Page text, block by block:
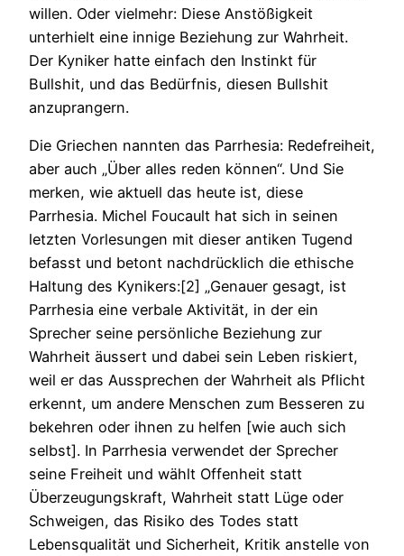
willen. Oder vielmehr: Diese Anstößigkeit
unterhielt eine innige Beziehung zur Wahrheit.
Der Kyniker hatte einfach den Instinkt für
Bullshit, und das Bedürfnis, diesen Bullshit
anzuprangern.
Die Griechen nannten das Parrhesia: Redefreiheit,
aber auch „Über alles reden können“. Und Sie
merken, wie aktuell das heute ist, diese
Parrhesia. Michel Foucault hat sich in seinen
letzten Vorlesungen mit dieser antiken Tugend
befasst und betont nachdrücklich die ethische
Haltung des Kynikers:[2] „Genauer gesagt, ist
Parrhesia eine verbale Aktivität, in der ein
Sprecher seine persönliche Beziehung zur
Wahrheit äussert und dabei sein Leben riskiert,
weil er das Aussprechen der Wahrheit als Pflicht
erkennt, um andere Menschen zum Besseren zu
bekehren oder ihnen zu helfen [wie auch sich
selbst]. In Parrhesia verwendet der Sprecher
seine Freiheit und wählt Offenheit statt
Überzeugungskraft, Wahrheit statt Lüge oder
Schweigen, das Risiko des Todes statt
Lebensqualität und Sicherheit, Kritik anstelle von